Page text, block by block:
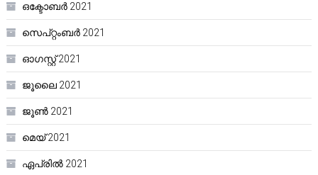
ഒക്ടോബർ 2021
സെപ്റ്റംബർ 2021
ഓഗസ്റ്റ്‌ 2021
ജൂലൈ 2021
ജൂൺ 2021
മെയ്‌ 2021
ഏപ്രിൽ 2021